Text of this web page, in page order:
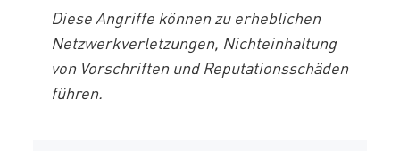
Diese Angriffe können zu erheblichen
Netzwerkverletzungen, Nichteinhaltung
von Vorschriften und Reputationsschäden
führen.